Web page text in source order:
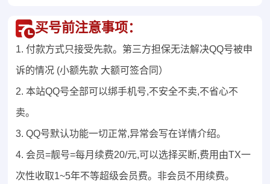
买号前注意事项：
1. 付款方式只接受先款。第三方担保无法解决QQ号被申
诉的情况 (小额先款 大额可签合同）
2. 本站QQ号全部可以绑手机号,不安全不卖,不省心不
卖。
3. QQ号默认功能一切正常,异常会写在详情介绍。
4. 会员=靓号=每月续费20/元,可以选择买断,费用由TX一
次性收取1~5年不等超级会员费。非会员不用续费。